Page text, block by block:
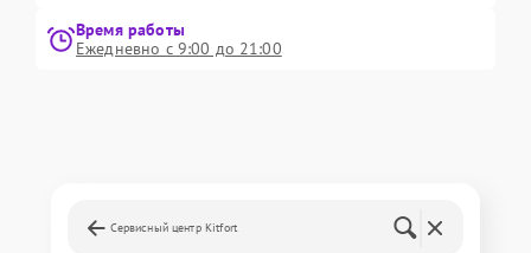
Время работы
Ежедневно с 9:00 до 21:00
Сервисный центр Kitfort